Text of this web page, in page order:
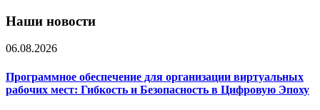
Наши новости
06.08.2026
Программное обеспечение для организации виртуальных
рабочих мест: Гибкость и Безопасность в Цифровую Эпоху